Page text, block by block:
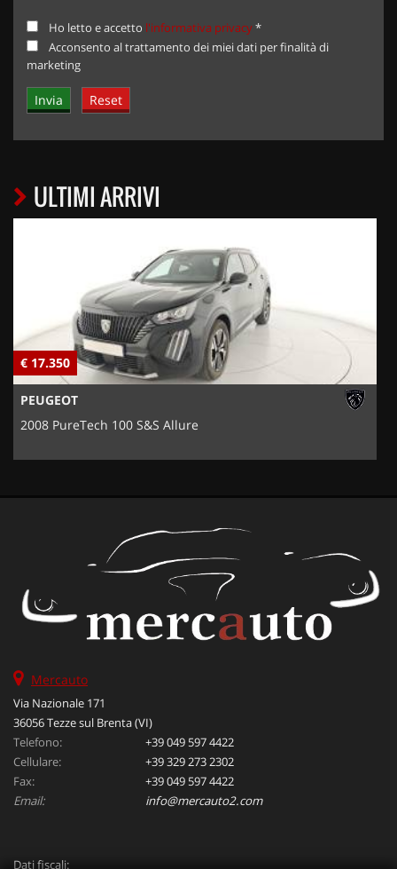
Ho letto e accetto l'informativa privacy*
Acconsento al trattamento dei miei dati per finalità di
marketing
ULTIMI ARRIVI
€ 17.350
PEUGEOT
2008 PureTech 100 S&S Allure
Mercauto
Via Nazionale 171
36056 Tezze sul Brenta (VI)
Telefono:
+39 049 597 4422
Cellulare:
+39 329 273 2302
Fax:
+39 049 597 4422
Email:
info@mercauto2.com
Dati fiscali: